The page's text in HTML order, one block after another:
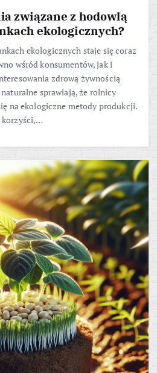
związane z hodowlą
ekologicznych?
ekologicznych staje się coraz
wśród konsumentów, jak i
zdrową żywnością
sprawiają, że rolnicy
na ekologiczne metody produkcji.
korzyści,…